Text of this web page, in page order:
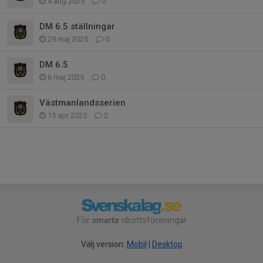
DM 6.5 ställningar
29 maj 2025 0
DM 6.5
6 maj 2025 0
Västmanlandsserien
15 apr 2025 2
För smarta idrottsföreningar
Välj version: Mobil | Desktop